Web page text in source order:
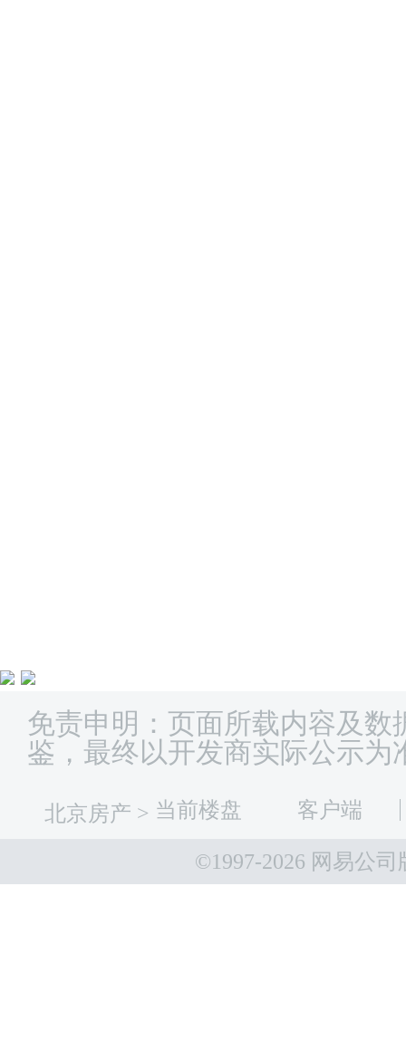
免责申明：页面所载内容及数
鉴，最终以开发商实际公示为
北京房产 > 当前楼盘 客户端
©1997-2026 网易公